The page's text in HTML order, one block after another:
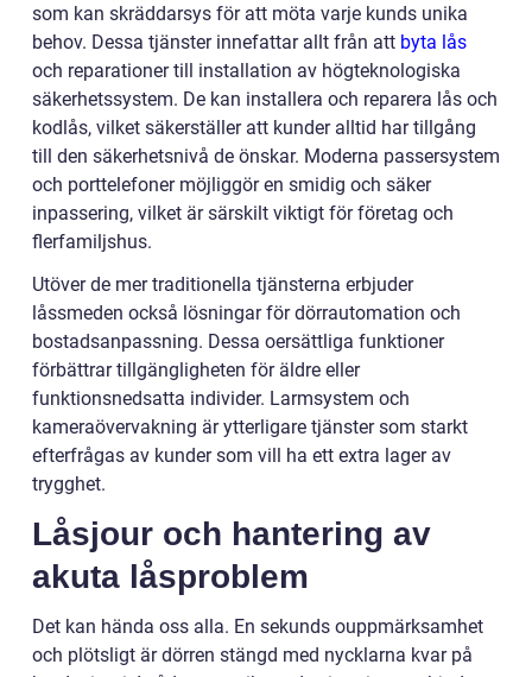
som kan skräddarsys för att möta varje kunds unika
behov. Dessa tjänster innefattar allt från att byta lås
och reparationer till installation av högteknologiska
säkerhetssystem. De kan installera och reparera lås och
kodlås, vilket säkerställer att kunder alltid har tillgång
till den säkerhetsnivå de önskar. Moderna passersystem
och porttelefoner möjliggör en smidig och säker
inpassering, vilket är särskilt viktigt för företag och
flerfamiljshus.
Utöver de mer traditionella tjänsterna erbjuder
låssmeden också lösningar för dörrautomation och
bostadsanpassning. Dessa oersättliga funktioner
förbättrar tillgängligheten för äldre eller
funktionsnedsatta individer. Larmsystem och
kameraövervakning är ytterligare tjänster som starkt
efterfrågas av kunder som vill ha ett extra lager av
trygghet.
Låsjour och hantering av
akuta låsproblem
Det kan hända oss alla. En sekunds ouppmärksamhet
och plötsligt är dörren stängd med nycklarna kvar på